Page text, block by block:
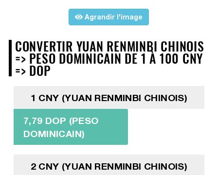
Agrandir l'image
CONVERTIR YUAN RENMINBI CHINOIS
=> PESO DOMINICAIN DE 1 À 100 CNY
=> DOP
1 CNY (YUAN RENMINBI CHINOIS)
7,79 DOP (PESO
DOMINICAIN)
2 CNY (YUAN RENMINBI CHINOIS)